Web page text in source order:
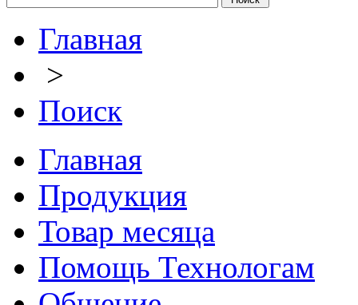
Главная
>
Поиск
Главная
Продукция
Товар месяца
Помощь Технологам